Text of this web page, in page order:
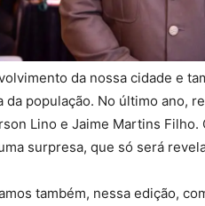
da nossa cidade e
da população. No último ano,
Lino e Jaime Martins Filho.
surpresa, que só será
também, nessa edição,